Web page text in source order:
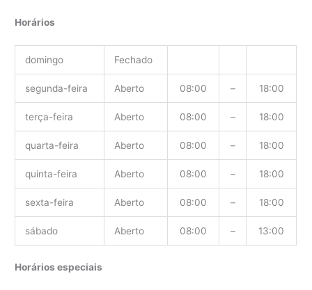
Horários
domingo Fechado
segunda-feira Aberto 08:00 – 18:00
terça-feira Aberto 08:00 – 18:00
quarta-feira Aberto 08:00 – 18:00
quinta-feira Aberto 08:00 – 18:00
sexta-feira Aberto 08:00 – 18:00
sábado Aberto 08:00 – 13:00
Horários especiais